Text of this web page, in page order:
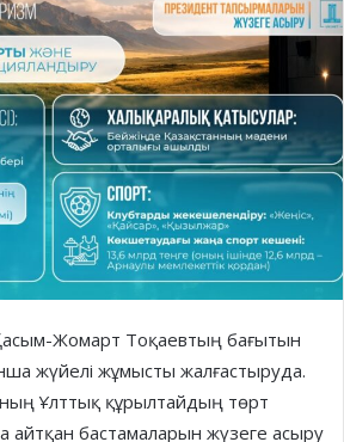
Жомарт Тоқаевтың бағытын
жүйелі жұмысты жалғастыруда.
Ұлттық құрылтайдың төрт
бастамаларын жүзеге асыру